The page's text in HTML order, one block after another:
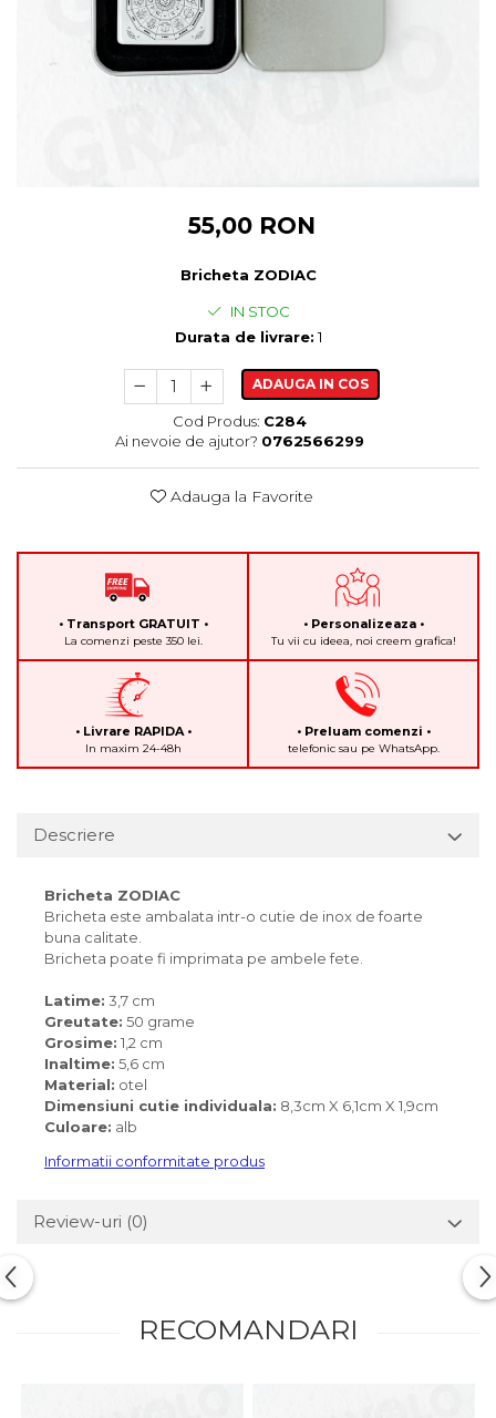
Body bebelusi personalizate
Perne personalizate
Plusuri personalizate
Cadouri Personalizate Unice
Cadouri pentru Doctori
Cadouri Pensionare
55,00 RON
Bricheta ZODIAC
IN STOC
Durata de livrare:1
ADAUGA IN COS
Cod Produs: C284
Ai nevoie de ajutor? 0762566299
Adauga la Favorite
• Transport GRATUIT •
La comenzi peste 350 lei.
• Personalizeaza •
Tu vii cu ideea, noi creem grafica!
• Livrare RAPIDA •
In maxim 24-48h
• Preluam comenzi •
telefonic sau pe WhatsApp.
Descriere
Bricheta ZODIAC
Bricheta este ambalata intr-o cutie de inox de foarte
buna calitate.
Bricheta poate fi imprimata pe ambele fete.
Latime: 3,7 cm
Greutate: 50 grame
Grosime: 1,2 cm
Inaltime: 5,6 cm
Material: otel
Dimensiuni cutie individuala: 8,3cm X 6,1cm X 1,9cm
Culoare: alb
Informatii conformitate produs
Review-uri (0)
RECOMANDARI